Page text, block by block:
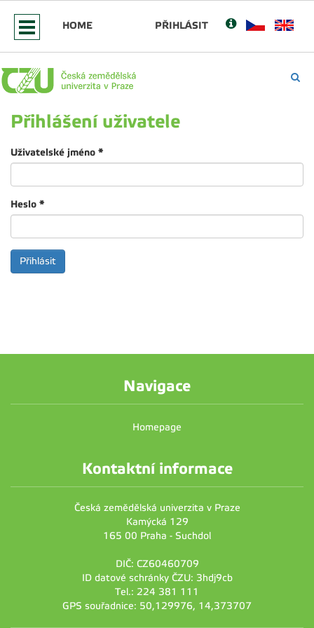
HOME PŘIHLÁSIT
Přihlášení uživatele
Uživatelské jméno *
Heslo *
Navigace
Homepage
Kontaktní informace
Česká zemědělská univerzita v Praze
Kamýcká 129
165 00 Praha - Suchdol
DIČ: CZ60460709
ID datové schránky ČZU: 3hdj9cb
Tel.: 224 381 111
GPS souřadnice: 50,129976, 14,373707